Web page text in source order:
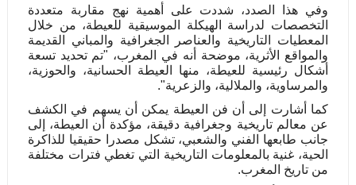
وفي هذا الصدد، شددت على أهمية نهج مقاربة متعددة
التخصصات لدراسة الهيكلة الموسيقية للعيطة، من خلال
المعطيات التاريخية والعناصر الجغرافية والمباني القديمة
والمواقع الأثرية، موضحة أنه في المغرب، "تم تحديد تسعة
أشكال رئيسية للعيطة، منها العيطة الحسانية، والحوزية،
والمرساوية، والملالية، والزعرية".
كما أشارت إلى أن فن العيطة يمكن أن يسهم في الكشف
عن معالم تاريخية وجغرافية دقيقة، مؤكدة أن العيطة، إلى
جانب طابعها الفني والشعبي، تشكل مصدرا حقيقيا للذاكرة
الحية، غنية بالمعلومات التاريخية التي تغطي فترات مختلفة
من تاريخ المغرب.